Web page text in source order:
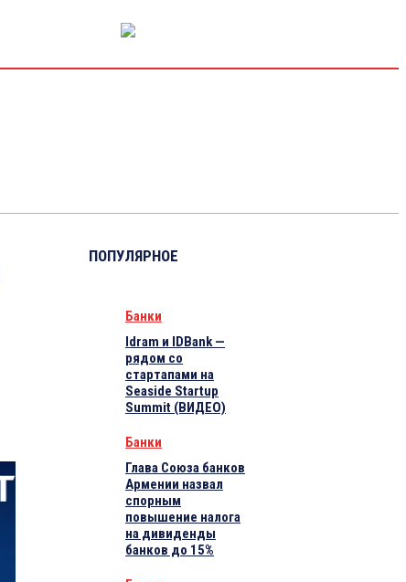
ПОПУЛЯРНОЕ
Банки
Idram и IDBank —
рядом со
стартапами на
Seaside Startup
Summit (ВИДЕО)
Банки
Глава Союза банков
Армении назвал
спорным
повышение налога
на дивиденды
банков до 15%